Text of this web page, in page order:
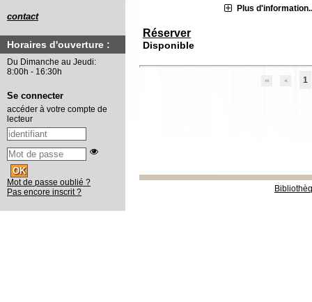
Plus
Réserver
Disponible
1
contact
Horaires d'ouverture :
Du Dimanche au Jeudi:
8:00h - 16:30h
Se connecter
accéder à votre compte de
lecteur
Mot de passe oublié ?
Pas encore inscrit ?